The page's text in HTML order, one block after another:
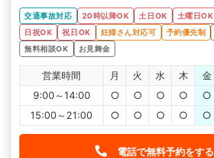
交通事故対応 20時以降OK 土日OK 土曜日OK
日祝OK
祝日OK 妊婦さん対応可 予約優先制
無料相談OK
お見舞金
営業時間 月 火 水 木 金
9:00～14:00
○ ○ ○ ○ ○
15:00～21:00
○ ○ ○ ○ ○
電話で無料予約をする